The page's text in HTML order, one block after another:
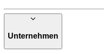
Unternehmen